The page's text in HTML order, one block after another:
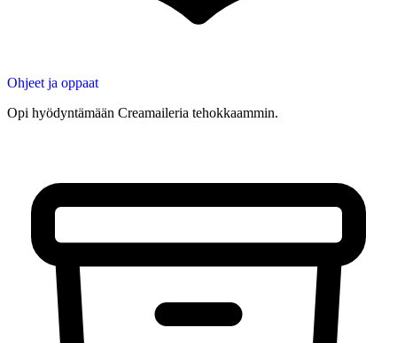
Ohjeet ja oppaat
Opi hyödyntämään Creamaileria tehokkaammin.